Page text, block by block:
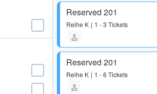
Reserved 201
Reihe K 1 - 3 Tickets
Reserved 201
Reihe K 1 - 6 Tickets